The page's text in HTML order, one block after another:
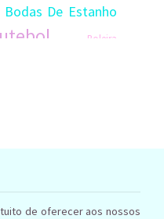
Bodas De Estanho
Boleira
Carrossel Casa
de oferecer aos nossos